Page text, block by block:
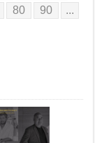
80 90
...